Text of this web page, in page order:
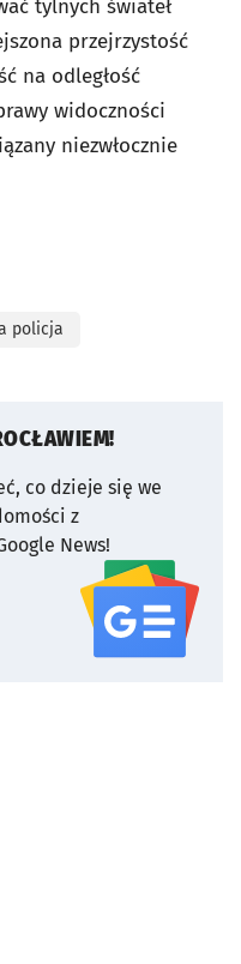
tylnych świateł
przejrzystość
na odległość
widoczności
niezwłocznie
policja
co dzieje się we
z
News!
serwisu